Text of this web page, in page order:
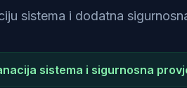
sistema i dodatna
sistema i sigurnosna